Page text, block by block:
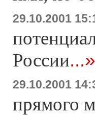
29.10.2001
России...»
29.10.2001
прямого